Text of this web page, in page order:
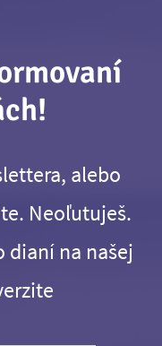
alebo
Neoľutuješ.
dianí na našej